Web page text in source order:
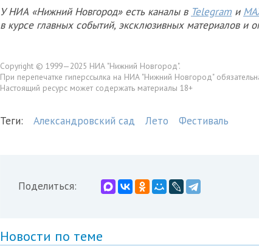
У НИА «Нижний Новгород» есть каналы в Telegram и
в курсе главных событий, эксклюзивных материалов и
Copyright © 1999—2025 НИА "Нижний Новгород".
При перепечатке гиперссылка на НИА "Нижний Новгород"
Настоящий ресурс может содержать материалы 18+
Теги: Александровский сад Лето Фестиваль
Поделиться:
Новости по теме